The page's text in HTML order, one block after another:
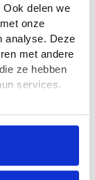
delen we
onze
analyse. Deze
met andere
ze hebben
services.